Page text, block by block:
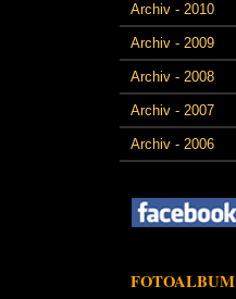
Archiv - 2010
Archiv - 2009
Archiv - 2008
Archiv - 2007
Archiv - 2006
FOTOALBUM